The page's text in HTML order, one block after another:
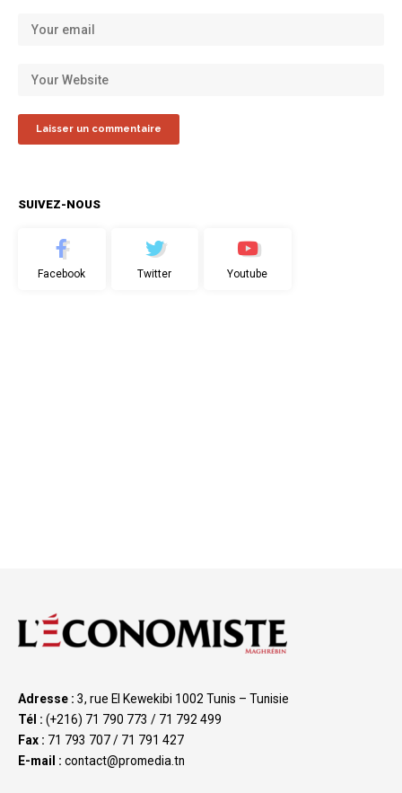
SUIVEZ-NOUS
Facebook Twitter Youtube
Adresse : 3, rue El Kewekibi 1002 Tunis – Tunisie
Tél : (+216) 71 790 773 / 71 792 499
Fax : 71 793 707 / 71 791 427
E-mail : contact@promedia.tn